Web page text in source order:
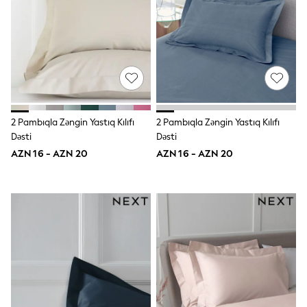
Nightwear & Pyjamas
Occasionwear
Sets & Outfits
Shirts
Shorts
Sportswear
Suits & Waistcoats
Sweatshirts & Hoodies
Swimwear
Tracksuits
Pants & Chinos
Half Sizes
Pram Shoes
Sneakers
School Shoes
2 Pambıqla Zəngin Yastıq Kılıfı
Dəsti
AZN 16 - AZN 20
2 Pambıqla Zəngin Yastıq Kılıfı
Dəsti
AZN 16 - AZN 20